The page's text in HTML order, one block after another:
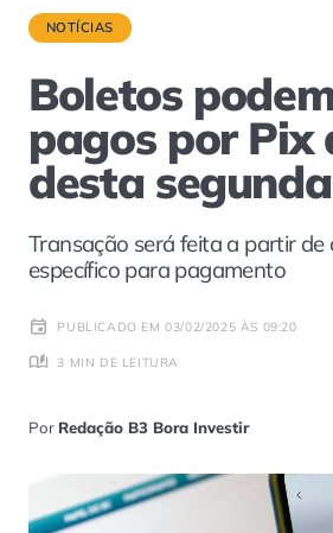
NOTÍCIAS
Boletos
pagos por
desta
Transação será feita a partir de
específico para pagamento
PUBLICADO EM 03/02/2025 ÀS 09:20
3 MIN DE LEITURA
Por Redação B3 Bora Investir